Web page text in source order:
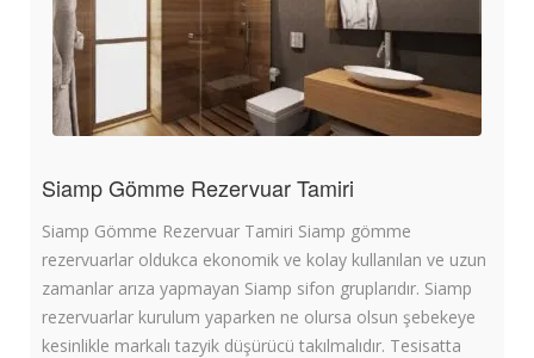
Siamp Gömme Rezervuar Tamiri
Siamp Gömme Rezervuar Tamiri Siamp gömme
rezervuarlar oldukca ekonomik ve kolay kullanılan ve uzun
zamanlar arıza yapmayan Siamp sifon gruplarıdır. Siamp
rezervuarlar kurulum yaparken ne olursa olsun şebekeye
kesinlikle markalı tazyik düşürücü takılmalıdır. Tesisatta